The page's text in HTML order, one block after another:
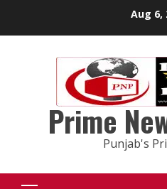
Aug 6,
Prime
Punjab's